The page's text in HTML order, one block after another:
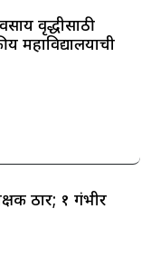
वृद्धीसाठी
महाविद्यालयाची
ठार; १ गंभीर